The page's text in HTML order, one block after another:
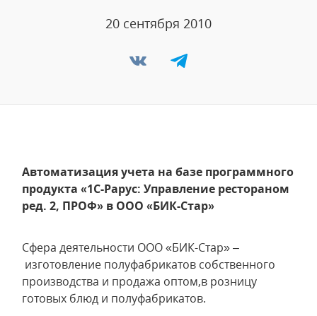
20 сентября 2010
Автоматизация учета на базе программного
продукта «1C-Рарус: Управление рестораном
ред. 2, ПРОФ» в ООО «БИК-Стар»
Сфера деятельности ООО «БИК-Стар» –
изготовление полуфабрикатов собственного
производства и продажа оптом,в розницу
готовых блюд и полуфабрикатов.